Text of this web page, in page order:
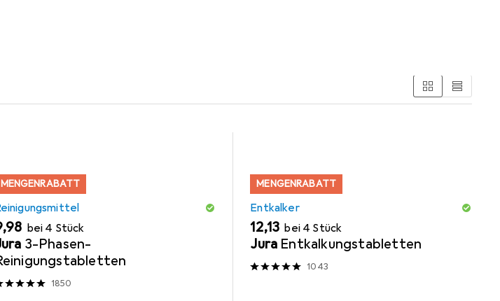
MENGENRABATT
bei 4 Stück
3-Phasen-
1850
MENGENRABATT
Entkalker
EUR
12,13 bei 4 Stück
Jura Entkalkungstabletten
1043